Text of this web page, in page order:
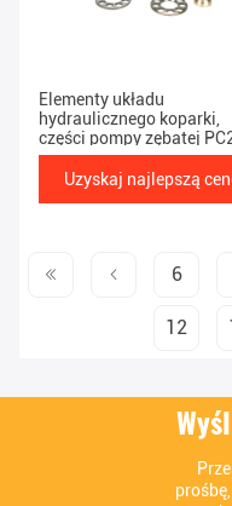
Elementy układu
hydraulicznego koparki,
części pompy zębatej
7/HPV95
Uzyskaj najlepszą
6
12